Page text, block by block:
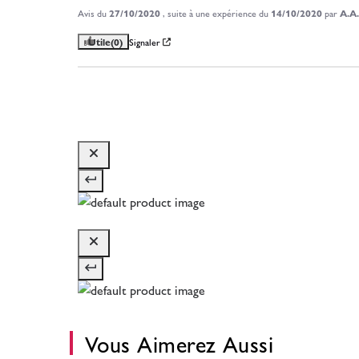
Avis du27/10/2020, suite à une expérience du 14/10/2020parA.A.
Utile(0) Signaler
Vous Aimerez Aussi